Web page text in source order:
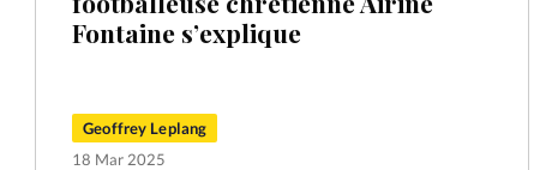
Fontaine s’explique
Geoffrey Leplang
18 Mar 2025